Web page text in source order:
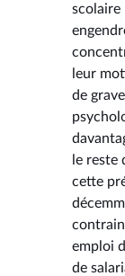
scolaire
leur
de
le reste
cette
emploi
de